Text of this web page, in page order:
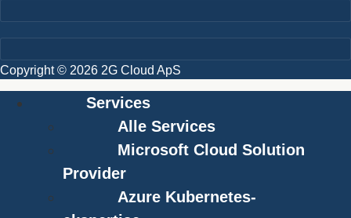
Copyright © 2026 2G Cloud ApS
Services
Alle Services
Microsoft Cloud Solution
Provider
Azure Kubernetes-